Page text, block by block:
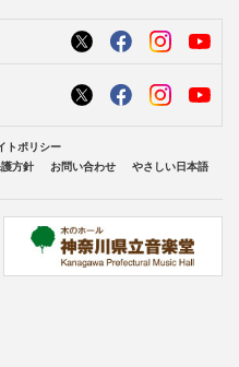
トポリシー
方針 お問い合わせ やさしい日本語